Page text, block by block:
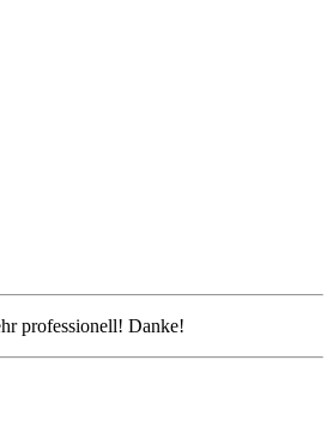
professionell! Danke!